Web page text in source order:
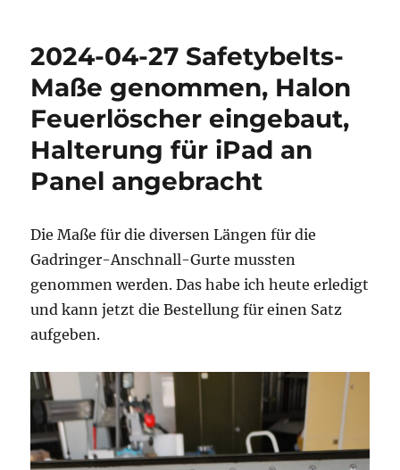
2024-04-27 Safetybelts-
Maße genommen, Halon
Feuerlöscher eingebaut,
Halterung für iPad an
Panel angebracht
Die Maße für die diversen Längen für die
Gadringer-Anschnall-Gurte mussten
genommen werden. Das habe ich heute erledigt
und kann jetzt die Bestellung für einen Satz
aufgeben.